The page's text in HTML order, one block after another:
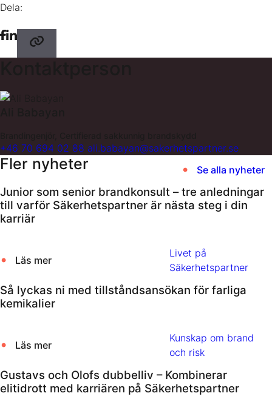
Dela:
+46 70 694 02 88 ali.babayan@sakerhetspartner.se
Fler nyheter Se alla nyheter
Junior som senior brandkonsult – tre anledningar
till varför Säkerhetspartner är nästa steg i din
karriär
Läs mer
Livet på
Säkerhetspartner
Så lyckas ni med tillståndsansökan för farliga
kemikalier
Läs mer
Kunskap om brand
och risk
Gustavs och Olofs dubbelliv – Kombinerar
elitidrott med karriären på Säkerhetspartner